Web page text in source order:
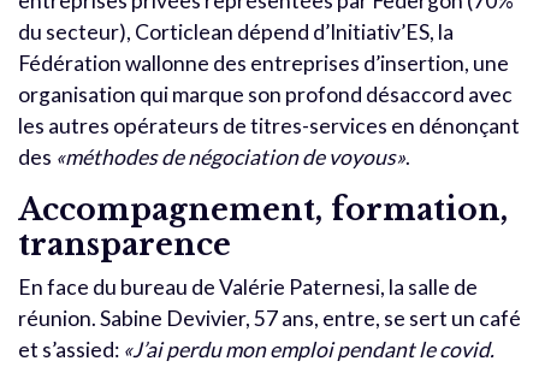
du secteur), Corticlean dépend d’Initiativ’ES, la
Fédération wallonne des entreprises d’insertion, une
organisation qui marque son profond désaccord avec
les autres opérateurs de titres-services en dénonçant
des «méthodes de négociation de voyous».
Accompagnement, formation,
transparence
En face du bureau de Valérie Paternesi, la salle de
réunion. Sabine Devivier, 57 ans, entre, se sert un café
et s’assied: «J’ai perdu mon emploi pendant le covid.